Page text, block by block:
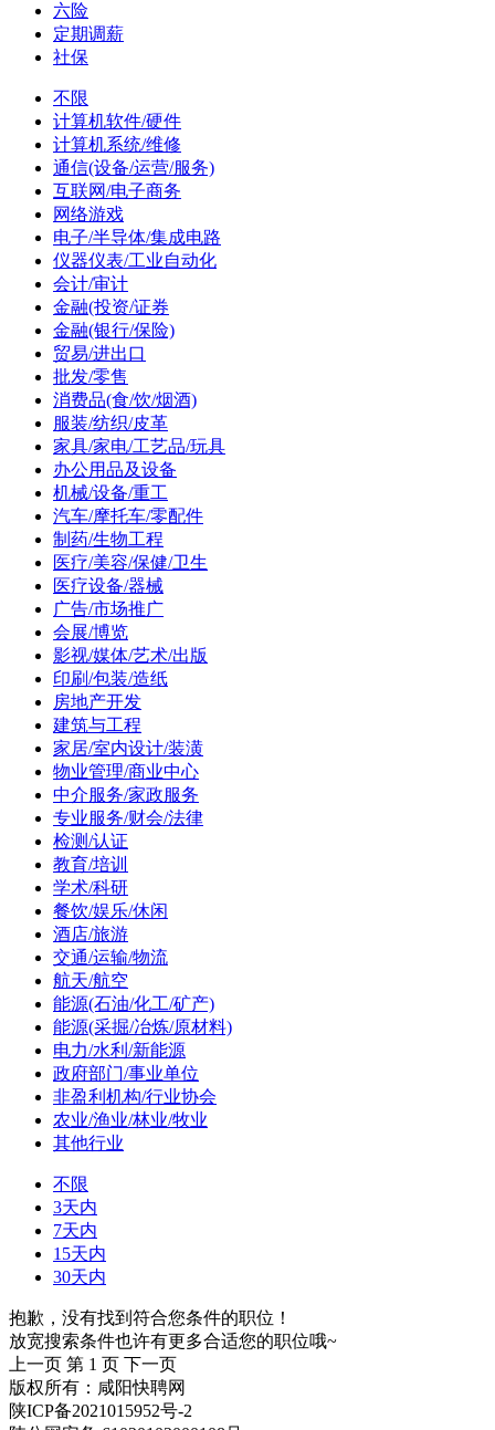
六险
定期调薪
社保
不限
计算机软件/硬件
计算机系统/维修
通信(设备/运营/服务)
互联网/电子商务
网络游戏
电子/半导体/集成电路
仪器仪表/工业自动化
会计/审计
金融(投资/证券
金融(银行/保险)
贸易/进出口
批发/零售
消费品(食/饮/烟酒)
服装/纺织/皮革
家具/家电/工艺品/玩具
办公用品及设备
机械/设备/重工
汽车/摩托车/零配件
制药/生物工程
医疗/美容/保健/卫生
医疗设备/器械
广告/市场推广
会展/博览
影视/媒体/艺术/出版
印刷/包装/造纸
房地产开发
建筑与工程
家居/室内设计/装潢
物业管理/商业中心
中介服务/家政服务
专业服务/财会/法律
检测/认证
教育/培训
学术/科研
餐饮/娱乐/休闲
酒店/旅游
交通/运输/物流
航天/航空
能源(石油/化工/矿产)
能源(采掘/冶炼/原材料)
电力/水利/新能源
政府部门/事业单位
非盈利机构/行业协会
农业/渔业/林业/牧业
其他行业
不限
3天内
7天内
15天内
30天内
抱歉，没有找到符合您条件的职位！
放宽搜索条件也许有更多合适您的职位哦~
上一页 第 1 页 下一页
版权所有：咸阳快聘网
陕ICP备2021015952号-2